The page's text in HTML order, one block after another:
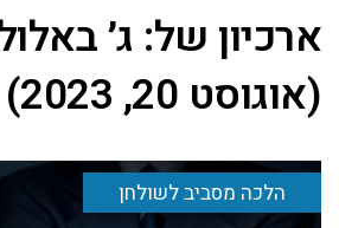
ארכיון של: ג׳
(אוגוסט 20, 2023)
הלכה מסביב לשולחן